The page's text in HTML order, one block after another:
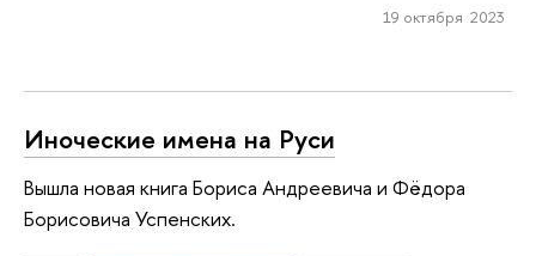
19 октября 2023
Иноческие имена на Руси
Вышла новая книга Бориса Андреевича и Фёдора
Борисовича Успенских.